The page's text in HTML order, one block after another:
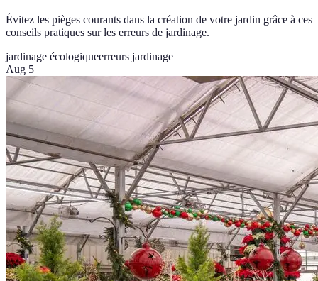
Évitez les pièges courants dans la création de votre jardin grâce à ces
conseils pratiques sur les erreurs de jardinage.
jardinage écologiqueerreurs jardinage
Aug 5